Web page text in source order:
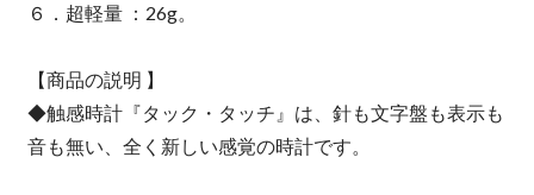
６．超軽量 ：26g。
【商品の説明 】
◆触感時計『タック・タッチ』は、針も文字盤も表示も
音も無い、全く新しい感覚の時計です。